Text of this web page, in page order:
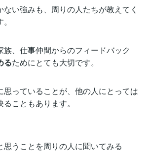
ない強みも、周りの人たちが教えてく
、仕事仲間からのフィードバック
るためにとても大切です。
思っていることが、他の人にとっては
こともあります。
思うことを周りの人に聞いてみる